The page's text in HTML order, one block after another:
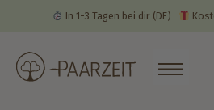
In 1-3 Tagen bei dir (DE)